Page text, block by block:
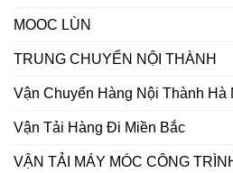
MOOC LÙN
TRUNG CHUYỂN NỘI THÀNH
Vận Chuyển Hàng Nội Thành Hà
Vận Tải Hàng Đi Miền Bắc
VẬN TẢI MÁY MÓC CÔNG